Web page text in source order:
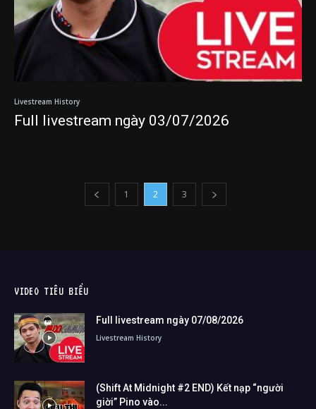
Livestream History
Full livestream ngày 03/07/2026
1 2 3
VIDEO TIÊU BIỂU
Full livestream ngày 07/08/2026
Livestream History
(Shift At Midnight #2 END) Kết nạp “người
giời” Pino vào...